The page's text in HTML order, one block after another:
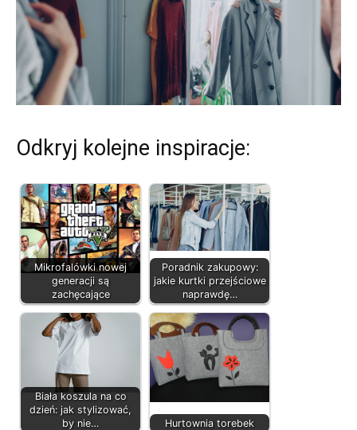
Odkryj kolejne inspiracje:
Mikrofalówki nowej
generacji są
zachęcające
Poradnik zakupowy:
jakie kurtki przejściowe
naprawdę…
Biała koszula na co
dzień: jak stylizować,
by nie…
Hurtownia torebek